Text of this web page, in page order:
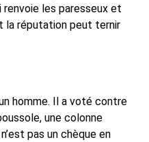
renvoie les paresseux et
la réputation peut ternir
homme. Il a voté contre
une colonne
pas un chèque en